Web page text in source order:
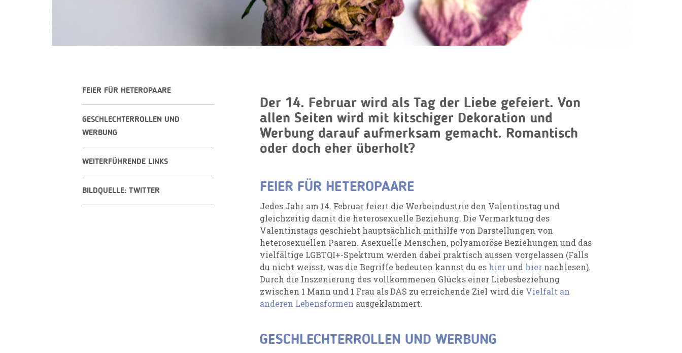
FEIER FÜR HETEROPAARE
GESCHLECHTERROLLEN UND
WERBUNG
WEITERFÜHRENDE LINKS
BILDQUELLE: TWITTER
Der 14. Februar wird als Tag der Liebe gefeiert. Von
allen Seiten wird mit kitschiger Dekoration und
Werbung darauf aufmerksam gemacht. Romantisch
oder doch eher überholt?
FEIER FÜR HETEROPAARE
Jedes Jahr am 14. Februar feiert die Werbeindustrie den Valentinstag und
gleichzeitig damit die heterosexuelle Beziehung. Die Vermarktung des
Valentinstags geschieht hauptsächlich mithilfe von Darstellungen von
heterosexuellen Paaren. Asexuelle Menschen, polyamoröse Beziehungen und das
vielfältige LGBTQI+-Spektrum werden dabei praktisch aussen vorgelassen (Falls
du nicht weisst, was die Begriffe bedeuten kannst du es hierund hier nachlesen).
Durch die Inszenierung des vollkommenen Glücks einer Liebesbeziehung
zwischen 1 Mann und 1 Frau als DAS zu erreichende Ziel wird die Vielfalt an
anderen Lebensformen ausgeklammert.
GESCHLECHTERROLLEN UND WERBUNG